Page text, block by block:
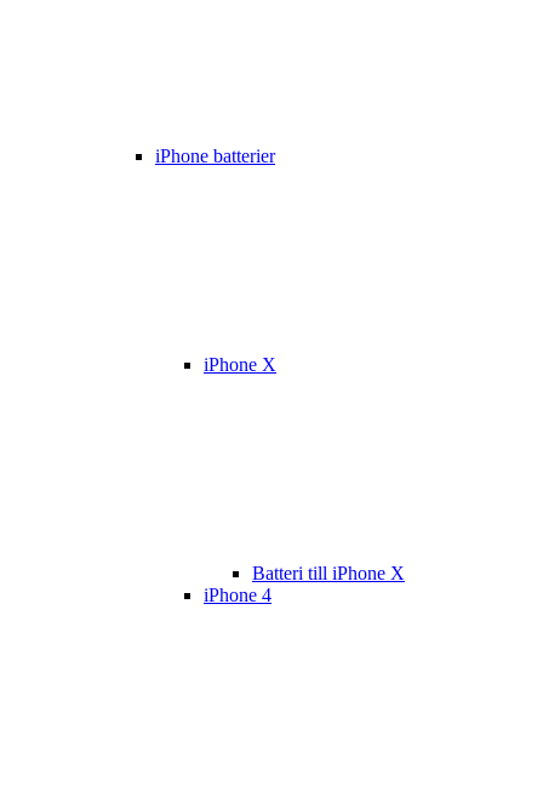
iPhone batterier
iPhone X
Batteri till iPhone X
iPhone 4